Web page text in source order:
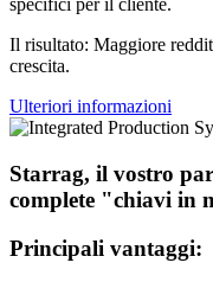
specifici per il cliente.
Il risultato: Maggiore
crescita.
Ulteriori informazioni
Starrag, il vostro
complete "chiavi in
Principali vantaggi: